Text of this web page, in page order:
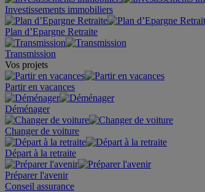
Investissements immobiliers
Plan d’Epargne Retraite
Transmission
Vos projets
Partir en vacances
Déménager
Changer de voiture
Départ à la retraite
Préparer l'avenir
Conseil assurance